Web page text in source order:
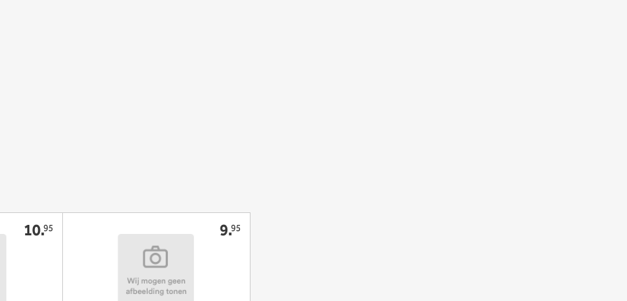
10.95 9.95